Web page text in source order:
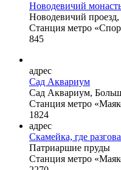
Новодевичий
Новодевичий проезд,
Станция метро
845
адрес
Сад Аквариум
Сад Аквариум,
Станция метро
1824
адрес
Скамейка, где
Патриаршие пруды
Станция метро